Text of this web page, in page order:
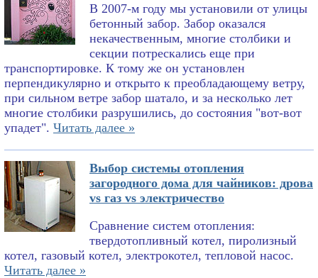
В 2007-м году мы установили от улицы
бетонный забор. Забор оказался
некачественным, многие столбики и
секции потрескались еще при
транспортировке. К тому же он установлен
перпендикулярно и открыто к преобладающему ветру,
при сильном ветре забор шатало, и за несколько лет
многие столбики разрушились, до состояния "вот-вот
упадет". Читать далее »
Выбор системы отопления
загородного дома для чайников: дрова
vs газ vs электричество
Сравнение систем отопления:
твердотопливный котел, пиролизный
котел, газовый котел, электрокотел, тепловой насос.
Читать далее »